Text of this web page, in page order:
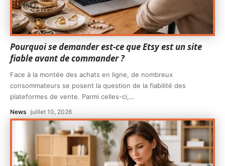
Pourquoi se demander est-ce que Etsy est un site
fiable avant de commander ?
Face à la montée des achats en ligne, de nombreux
consommateurs se posent la question de la fiabilité des
plateformes de vente. Parmi celles-ci,…
News juillet 10, 2026